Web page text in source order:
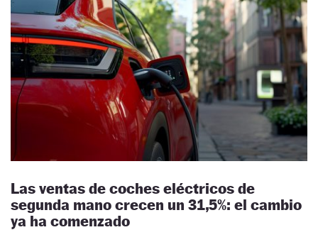
Las ventas de coches eléctricos de
segunda mano crecen un 31,5%: el cambio
ya ha comenzado